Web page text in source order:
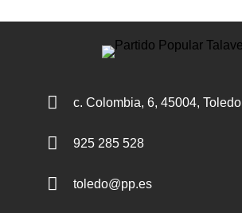
 c. Colombia, 6, 45004, Toledo
 925 285 528
 toledo@pp.es